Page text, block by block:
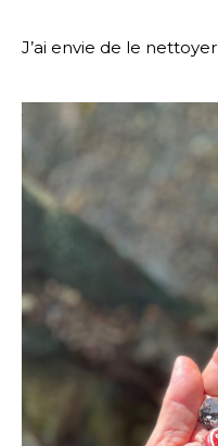
J’ai envie de le nettoyer